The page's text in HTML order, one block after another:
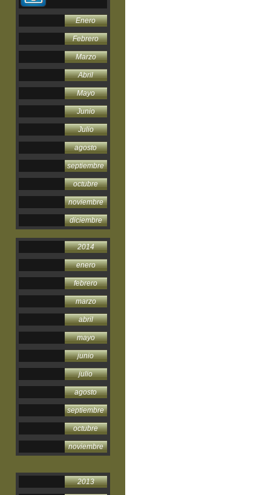
Enero
Febrero
Marzo
Abril
Mayo
Junio
Julio
agosto
septiembre
octubre
noviembre
diciembre
2014
enero
febrero
marzo
abril
mayo
junio
julio
agosto
septiembre
octubre
noviembre
2013